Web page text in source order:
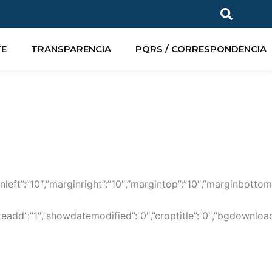
TRANSPARENCIA PQRS / CORRESPONDENCIA